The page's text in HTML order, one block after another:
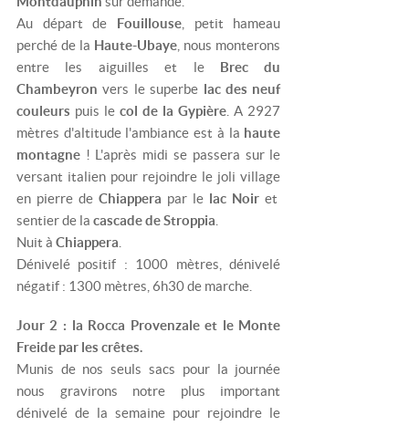
Au départ de Fouillouse, petit hameau
perché de la Haute-Ubaye , nous monterons
entre les
aiguilles et le Brec du
Chambeyron vers le superbe lac des neuf
couleurs puis le col de la Gypière . A 2927
mètres d'altitude l'ambiance est à la haute
montagne! L'après midi se passera sur le
versant italien pour rejoindre le joli village
en pierre deChiappera par le lac Noir et
sentier de la cascade de Stroppia
Nuit à Chiappera
Dénivelé positif : 1000 mètres, dénivelé
négatif : 1300 mètres, 6h30 de marche.
Jour 2 : la Rocca Provenzale et le Monte
Freide par les crêtes.
Munis de nos seuls sacs pour la journée
nous gravirons notre plus important
dénivelé de la semaine pour rejoindre le